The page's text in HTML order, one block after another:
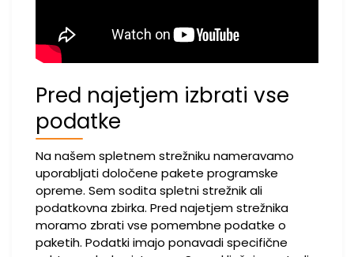
Pred najetjem izbrati vse
podatke
Na našem spletnem strežniku nameravamo
uporabljati določene pakete programske
opreme. Sem sodita spletni strežnik ali
podatkovna zbirka. Pred najetjem strežnika
moramo zbrati vse pomembne podatke o
paketih. Podatki imajo ponavadi specifične